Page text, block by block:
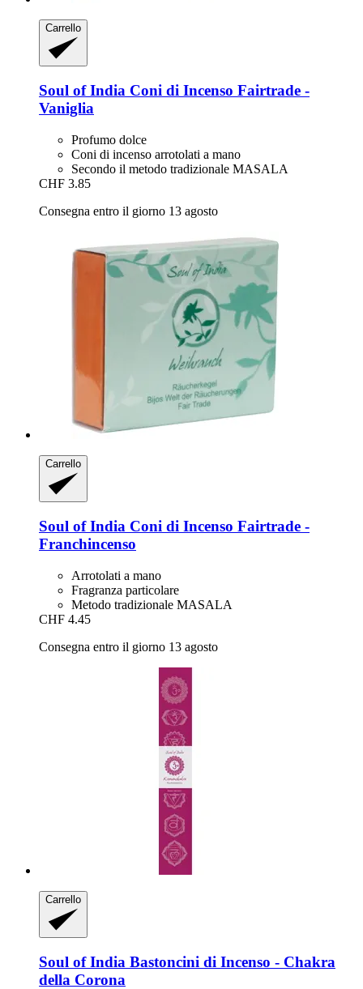
Carrello
Soul of India Coni di Incenso Fairtrade -​
Vaniglia
Profumo dolce
Coni di incenso arrotolati a mano
Secondo il metodo tradizionale MASALA
CHF 3.85
Consegna entro il giorno 13 agosto
Carrello
Soul of India Coni di Incenso Fairtrade -​
Franchincenso
Arrotolati a mano
Fragranza particolare
Metodo tradizionale MASALA
CHF 4.45
Consegna entro il giorno 13 agosto
Carrello
Soul of India Bastoncini di Incenso -​ Chakra
della Corona